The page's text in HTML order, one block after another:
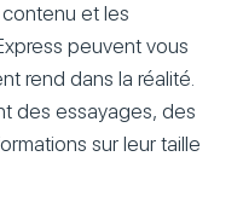
et les
peuvent vous
rend dans la réalité.
des essayages, des
sur leur taille